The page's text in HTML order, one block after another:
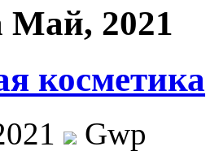
Май, 2021
косметика
Gwp